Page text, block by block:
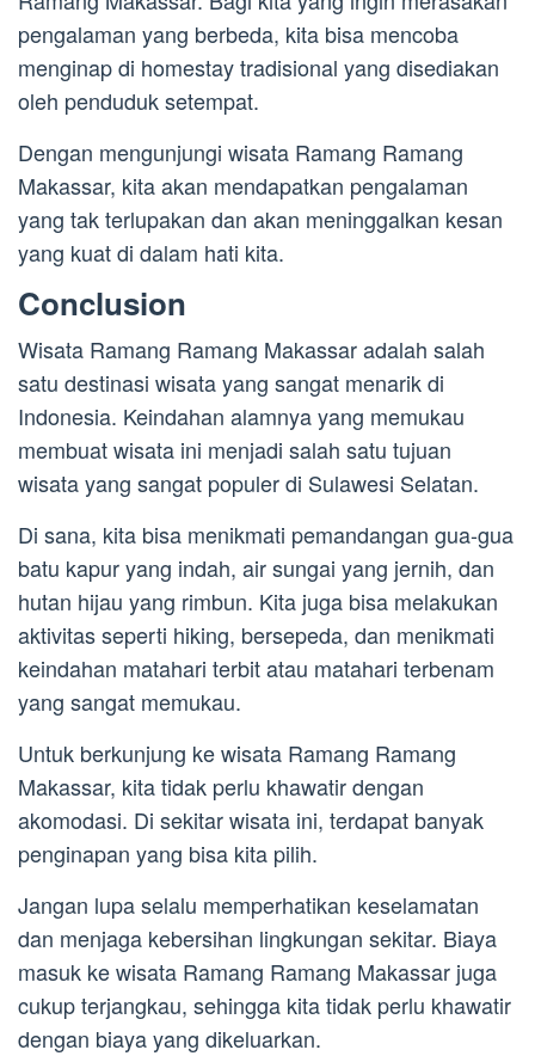
pengalaman yang berbeda, kita bisa mencoba
menginap di homestay tradisional yang disediakan
oleh penduduk setempat.
Dengan mengunjungi wisata Ramang Ramang
Makassar, kita akan mendapatkan pengalaman
yang tak terlupakan dan akan meninggalkan kesan
yang kuat di dalam hati kita.
Conclusion
Wisata Ramang Ramang Makassar adalah salah
satu destinasi wisata yang sangat menarik di
Indonesia. Keindahan alamnya yang memukau
membuat wisata ini menjadi salah satu tujuan
wisata yang sangat populer di Sulawesi Selatan.
Di sana, kita bisa menikmati pemandangan gua-gua
batu kapur yang indah, air sungai yang jernih, dan
hutan hijau yang rimbun. Kita juga bisa melakukan
aktivitas seperti hiking, bersepeda, dan menikmati
keindahan matahari terbit atau matahari terbenam
yang sangat memukau.
Untuk berkunjung ke wisata Ramang Ramang
Makassar, kita tidak perlu khawatir dengan
akomodasi. Di sekitar wisata ini, terdapat banyak
penginapan yang bisa kita pilih.
Jangan lupa selalu memperhatikan keselamatan
dan menjaga kebersihan lingkungan sekitar. Biaya
masuk ke wisata Ramang Ramang Makassar juga
cukup terjangkau, sehingga kita tidak perlu khawatir
dengan biaya yang dikeluarkan.